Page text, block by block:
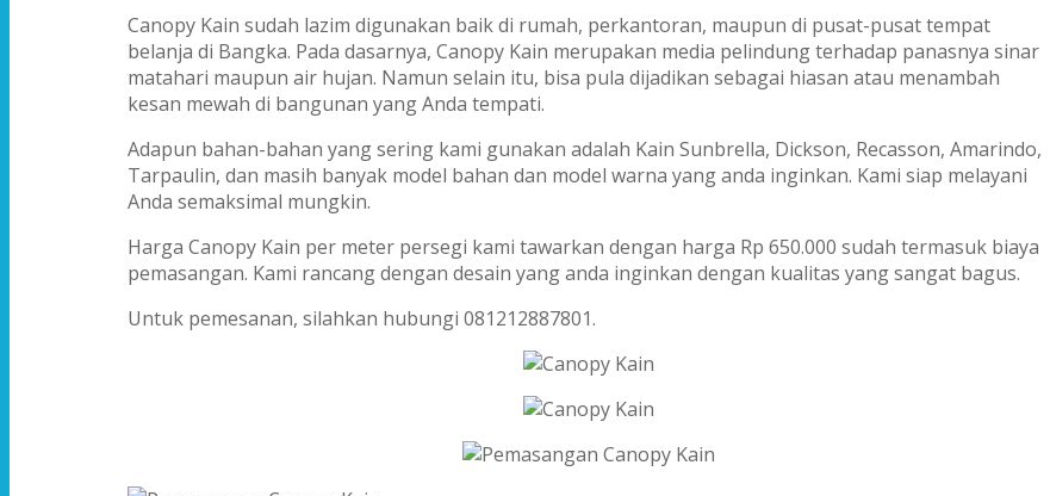
Canopy Kain sudah lazim digunakan baik di rumah, perkantoran, maupun di pusat-pusat tempat
belanja di Bangka. Pada dasarnya, Canopy Kain merupakan media pelindung terhadap panasnya sinar
matahari maupun air hujan. Namun selain itu, bisa pula dijadikan sebagai hiasan atau menambah
kesan mewah di bangunan yang Anda tempati.
Adapun bahan-bahan yang sering kami gunakan adalah Kain Sunbrella, Dickson, Recasson, Amarindo,
Tarpaulin, dan masih banyak model bahan dan model warna yang anda inginkan. Kami siap melayani
Anda semaksimal mungkin.
Harga Canopy Kain per meter persegi kami tawarkan dengan harga Rp 650.000 sudah termasuk biaya
pemasangan. Kami rancang dengan desain yang anda inginkan dengan kualitas yang sangat bagus.
Untuk pemesanan, silahkan hubungi 081212887801.